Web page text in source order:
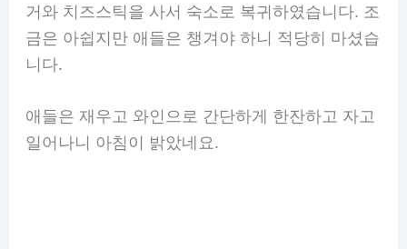
거와 치즈스틱을 사서 숙소로 복귀하였습니다. 조
금은 아쉽지만 애들은 챙겨야 하니 적당히 마셨습
니다.
애들은 재우고 와인으로 간단하게 한잔하고 자고
일어나니 아침이 밝았네요.